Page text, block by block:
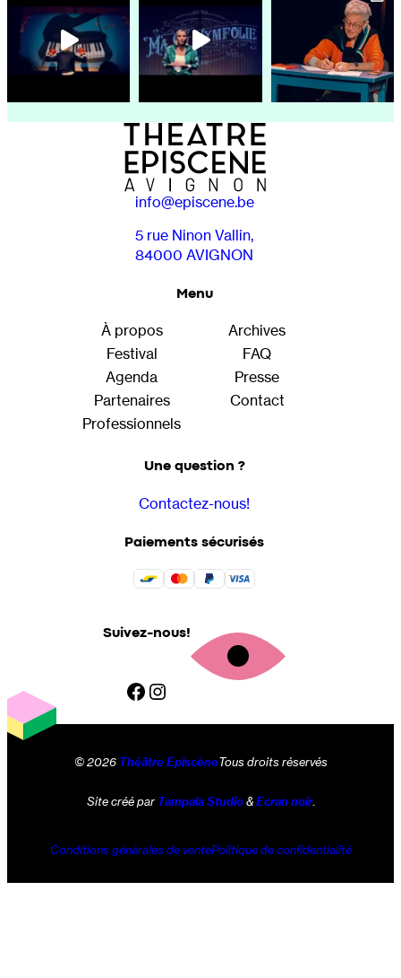
info@episcene.be
5 rue Ninon Vallin,
84000 AVIGNON
Menu
À propos
Festival
Agenda
Partenaires
Professionnels
Archives
FAQ
Presse
Contact
Une question ?
Contactez-nous!
Paiements sécurisés
Suivez-nous!
Facebook Instagram
© 2026 Théâtre EpiscèneTous droits réservés
Site créé par Tampala Studio&Ecran noir.
Conditions générales de ventePolitique de confidentialité